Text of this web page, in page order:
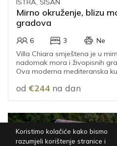
ISTRA, ŠIŠAN
Mirno okruženje, blizu
gradova
6 3 Ne
Villa Chiara smještena je u
nadomak mora i živopisnih
Ova moderna mediteranska
idealno mjesto za bezbrižan
od €244 na dan
Koristimo kolačiće kako bismo
razumjeli korištenje stranice i